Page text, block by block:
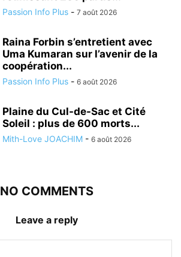
Passion Info Plus - 7 août 2026
Raina Forbin s’entretient avec
Uma Kumaran sur l’avenir de la
coopération...
Passion Info Plus - 6 août 2026
Plaine du Cul-de-Sac et Cité
Soleil : plus de 600 morts...
Mith-Love JOACHIM - 6 août 2026
NO COMMENTS
Leave a reply